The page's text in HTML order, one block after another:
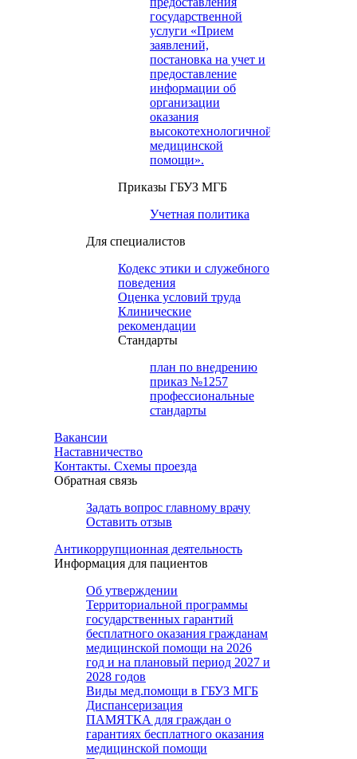
государственной
услуги «Прием
заявлений,
постановка на учет и
предоставление
информации об
организации
оказания
высокотехнологичной
медицинской
помощи».
Приказы ГБУЗ МГБ
Учетная политика
Для специалистов
Кодекс этики и служебного
поведения
Оценка условий труда
Клинические
рекомендации
Cтандарты
план по внедрению
приказ №1257
профессиональные
стандарты
Вакансии
Наставничество
Контакты. Схемы проезда
Обратная связь
Задать вопрос главному врачу
Оставить отзыв
Антикоррупционная деятельность
Информация для пациентов
Об утверждении
Территориальной программы
государственных гарантий
бесплатного оказания гражданам
медицинской помощи на 2026
год и на плановый период 2027 и
2028 годов
Виды мед.помощи в ГБУЗ МГБ
Диспансеризация
ПАМЯТКА для граждан о
гарантиях бесплатного оказания
медицинской помощи